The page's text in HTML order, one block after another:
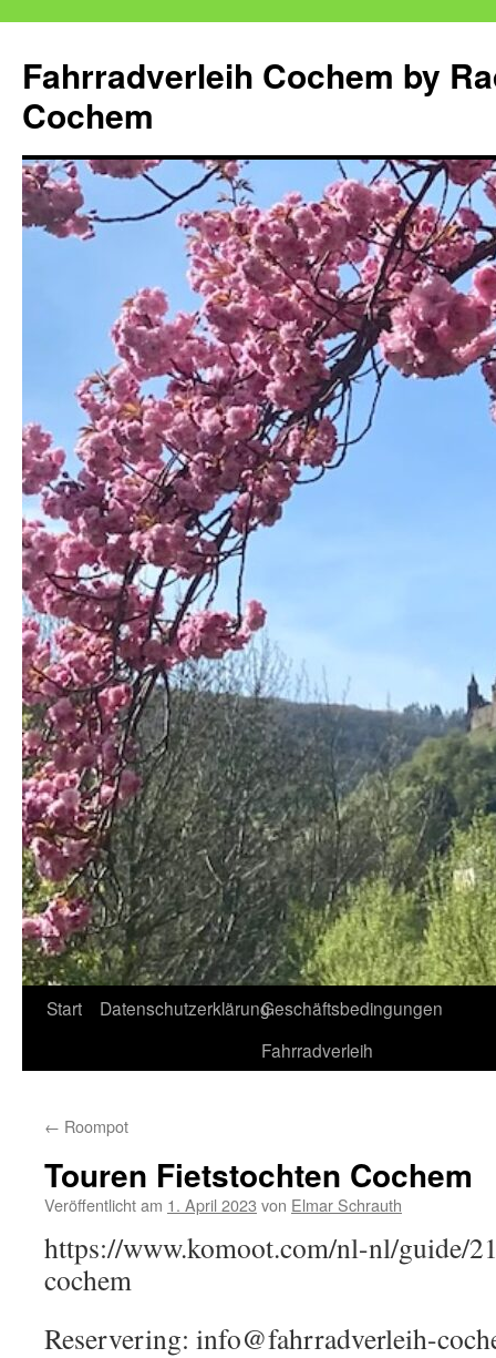
springen
Fahrradverleih Cochem by
Cochem
Start DatenschutzerklärungGeschäftsbedingungen
Fahrradverleih
← Roompot
Touren Fietstochten Cochem
Veröffentlicht am 1. April 2023 von Elmar Schrauth
https://www.komoot.com/nl-nl/guide/
cochem
Reservering: info@fahrradverleih-